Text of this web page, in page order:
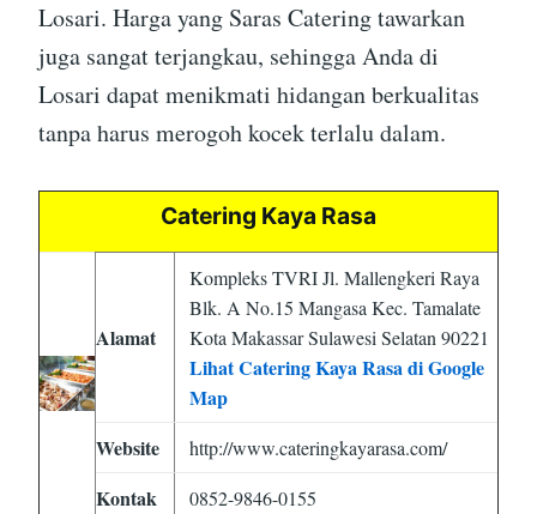
Losari. Harga yang Saras Catering tawarkan
juga sangat terjangkau, sehingga Anda di
Losari dapat menikmati hidangan berkualitas
tanpa harus merogoh kocek terlalu dalam.
Catering Kaya Rasa
Alamat
Kompleks TVRI Jl. Mallengkeri Raya
Blk. A No.15 Mangasa Kec. Tamalate
Kota Makassar Sulawesi Selatan 90221
Lihat Catering Kaya Rasa di Google
Map
Website
http://www.cateringkayarasa.com/
Kontak 0852-9846-0155